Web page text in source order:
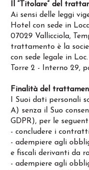
Il “Titolare” del
Ai sensi delle leggi
Hotel con sede in
07029 Vallicciola,
trattamento è la
con sede legale in
Torre 2 - Interno 29,
Finalità del
I Suoi dati personali
A) senza il Suo
GDPR), per le
- concludere i
- adempiere agli
e fiscali derivanti da
- adempiere agli